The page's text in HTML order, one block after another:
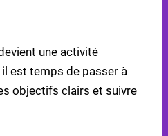
une activité
est temps de passer à
objectifs clairs et suivre